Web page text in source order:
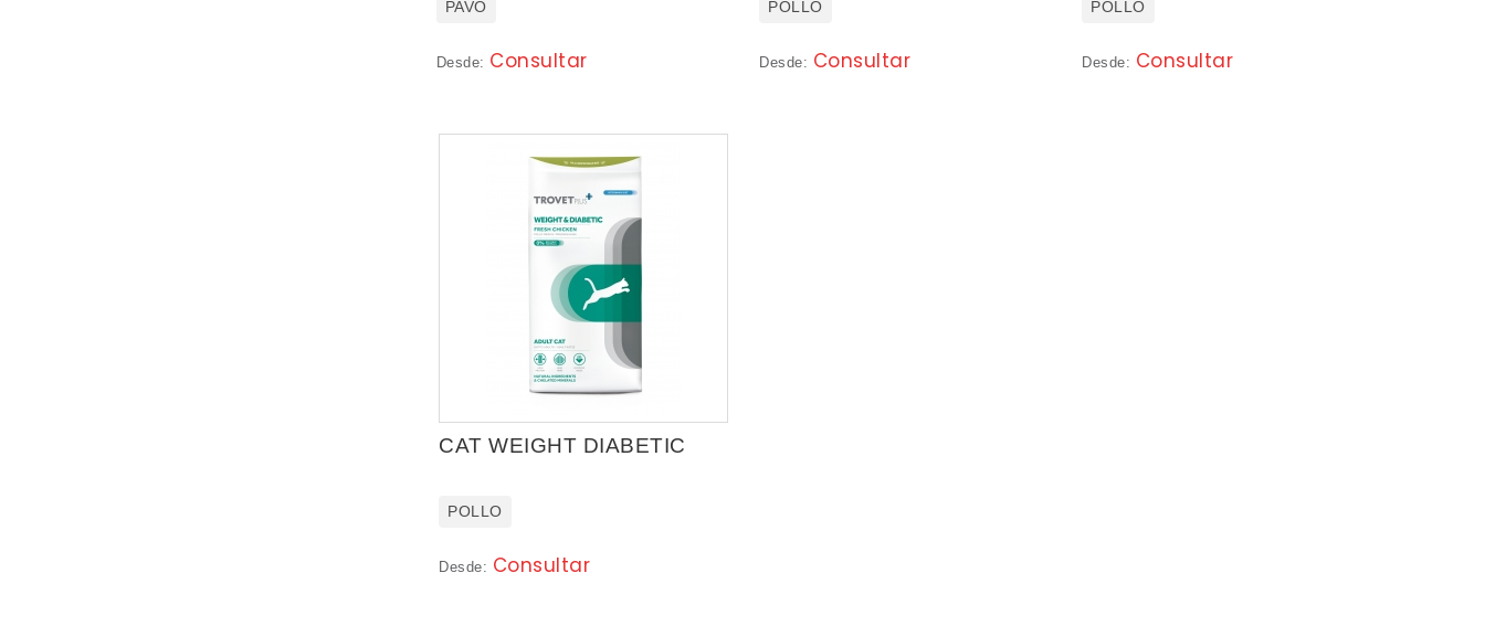
PAVO
Desde: Consultar
POLLO
Desde: Consultar
POLLO
Desde: Consultar
CAT WEIGHT DIABETIC
POLLO
Desde: Consultar